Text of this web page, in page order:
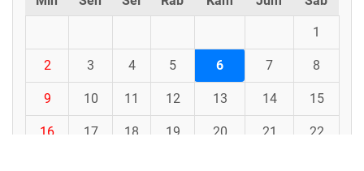
1
2 3 4 5 6 7 8
9 10 11 12 13 14 15
16 17 18 19 20 21 22